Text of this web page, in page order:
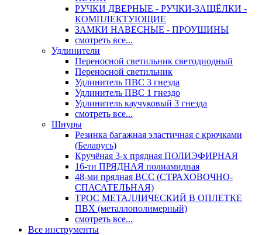
РУЧКИ ДВЕРНЫЕ - РУЧКИ-ЗАЩЁЛКИ -
КОМПЛЕКТУЮЩИЕ
ЗАМКИ НАВЕСНЫЕ - ПРОУШИНЫ
смотреть все...
Удлинители
Переносной светильник светодиодный
Переносной светильник
Удлинитель ПВС 3 гнезда
Удлинитель ПВС 1 гнездо
Удлинитель каучуковый 3 гнезда
смотреть все...
Шнуры
Резинка багажная эластичная с крючками
(Беларусь)
Кручёная 3-х прядная ПОЛИЭФИРНАЯ
16-ти ПРЯДНАЯ полиамидная
48-ми прядная ВСС (СТРАХОВОЧНО-
СПАСАТЕЛЬНАЯ)
ТРОС МЕТАЛЛИЧЕСКИЙ В ОПЛЕТКЕ
ПВХ (металлополимерный)
смотреть все...
Все инструменты